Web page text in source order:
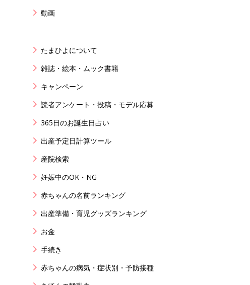
動画
たまひよについて
雑誌・絵本・ムック書籍
キャンペーン
読者アンケート・投稿・モデル応募
365日のお誕生日占い
出産予定日計算ツール
産院検索
妊娠中のOK・NG
赤ちゃんの名前ランキング
出産準備・育児グッズランキング
お金
手続き
赤ちゃんの病気・症状別・予防接種